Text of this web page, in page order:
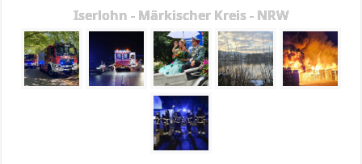
Iserlohn - Märkischer Kreis - NRW